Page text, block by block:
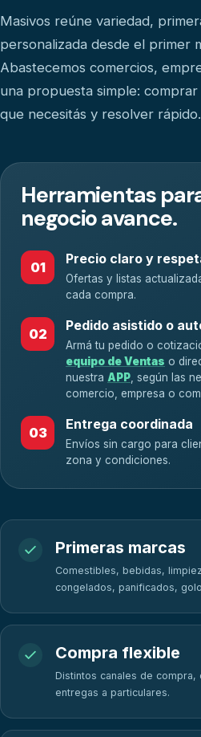
Masivos reúne variedad,
personalizada desde el primer
Abastecemos comercios,
una propuesta simple:
que necesitás y resolver rápido.
Herramientas
negocio avance.
01
Precio claro y
Ofertas y listas
cada compra.
02
Pedido asistido o
Armá tu pedido o
equipo de Ventas o
nuestra APP, según las
comercio, empresa o
03
Entrega coordinada
Envíos sin cargo para
zona y condiciones.
Primeras marcas
Comestibles, bebidas,
congelados, panificados,
Compra flexible
Distintos canales de
entregas a particulares.